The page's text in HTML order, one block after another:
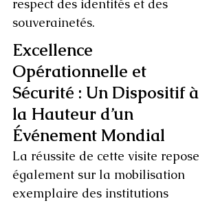
respect des identités et des
souverainetés.
Excellence
Opérationnelle et
Sécurité : Un Dispositif à
la Hauteur d’un
Événement Mondial
La réussite de cette visite repose
également sur la mobilisation
exemplaire des institutions